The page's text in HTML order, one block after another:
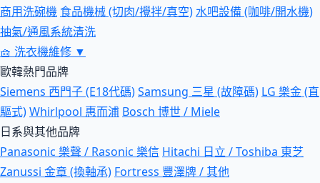
商用洗碗機 食品機械 (切肉/攪拌/真空)水吧設備 (咖啡/開水機)
抽氣/通風系統清洗
🧺 洗衣機維修 ▼
歐韓熱門品牌
Siemens 西門子 (E18代碼)Samsung 三星 (故障碼) LG 樂金 (直
驅式)Whirlpool 惠而浦 Bosch 博世 / Miele
日系與其他品牌
Panasonic 樂聲 / Rasonic 樂信 Hitachi 日立 / Toshiba 東芝
Zanussi 金章 (換軸承) Fortress 豐澤牌 / 其他